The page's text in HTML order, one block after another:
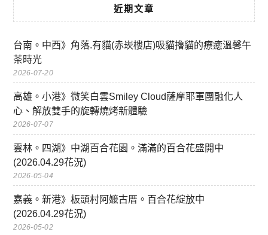
近期文章
台南。中西》角落.有貓(赤崁樓店)吸貓擼貓的療癒溫馨午
茶時光
2026-07-20
高雄。小港》微笑白雲Smiley Cloud薩摩耶軍團融化人
心、解放雙手的旋轉燒烤新體驗
2026-07-07
雲林。四湖》中湖百合花園。滿滿的百合花盛開中
(2026.04.29花況)
2026-05-04
嘉義。新港》板頭村阿嬤古厝。百合花綻放中
(2026.04.29花況)
2026-05-02